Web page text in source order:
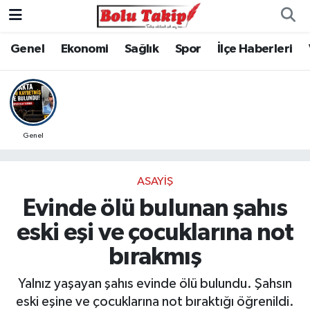
Genel Ekonomi Sağlık Spor İlçe Haberleri
Genel
ASAYIŞ
Evinde ölü bulunan şahıs
eski eşi ve çocuklarına not
bırakmış
Yalnız yaşayan şahıs evinde ölü bulundu. Şahsın
eski eşine ve çocuklarına not bıraktığı öğrenildi.